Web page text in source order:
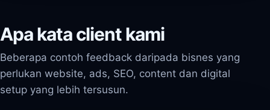
Apa kata client kami
Beberapa contoh feedback daripada bisnes yang
perlukan website, ads, SEO, content dan digital
setup yang lebih tersusun.